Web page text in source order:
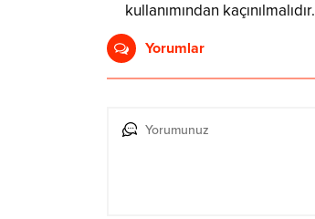
kullanımından kaçınılmalıdır.
Yorumlar